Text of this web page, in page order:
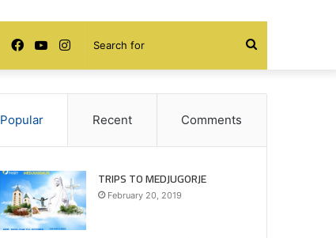
Search
for
Instagram
YouTube
Facebook
Popular Recent Comments
TRIPS TO MEDJUGORJE
February 20, 2019